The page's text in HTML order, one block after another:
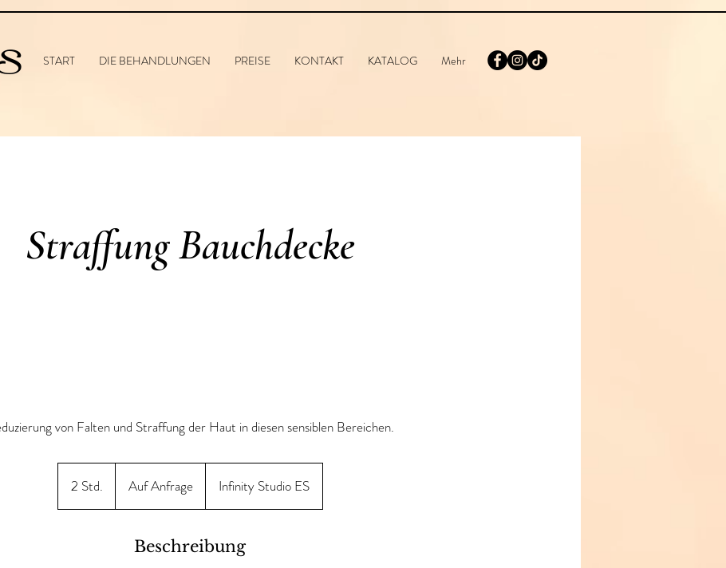
START DIE BEHANDLUNGEN PREISE KONTAKT KATALOG Mehr
Straffung Bauchdecke
von Falten und Straffung der Haut in diesen sensiblen Bereichen.
2 Std.
S
Auf Anfrage Infinity Studio ES
Beschreibung